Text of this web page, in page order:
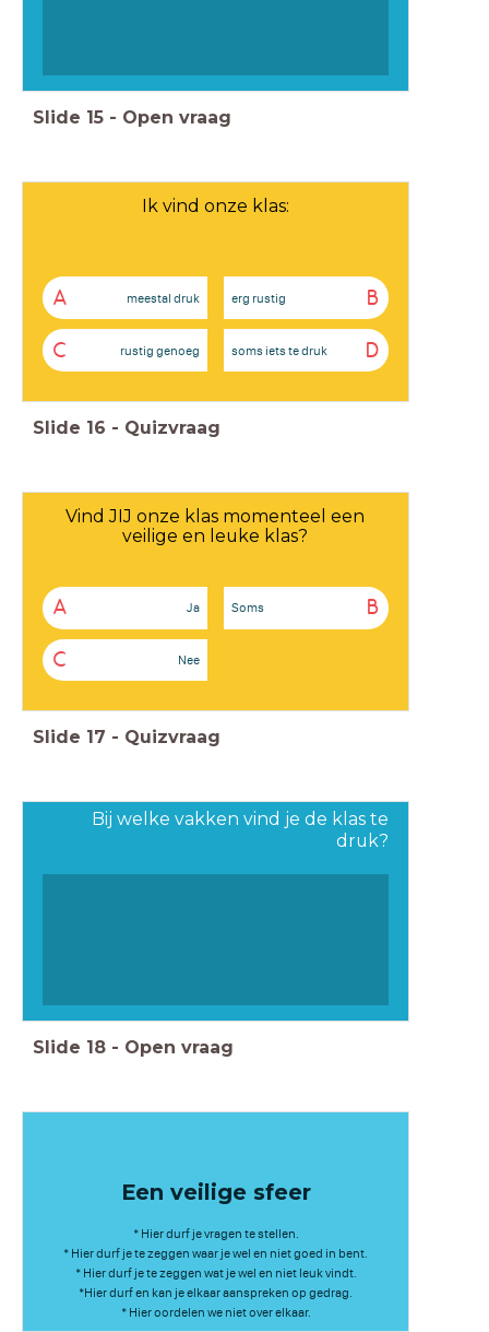
Slide 15 - Open vraag
Ik vind onze klas:
A meestal druk B
erg rustig
C rustig genoeg D
soms iets te druk
Slide 16 - Quizvraag
Vind JIJ onze klas momenteel een
veilige en leuke klas?
A Ja B
Soms
C Nee
Slide 17 - Quizvraag
Bij welke vakken vind je de klas te
druk?
Slide 18 - Open vraag
Een veilige sfeer
* Hier durf je vragen te stellen.
* Hier durf je te zeggen waar je wel en niet goed in bent.
* Hier durf je te zeggen wat je wel en niet leuk vindt.
*Hier durf en kan je elkaar aanspreken op gedrag.
* Hier oordelen we niet over elkaar.